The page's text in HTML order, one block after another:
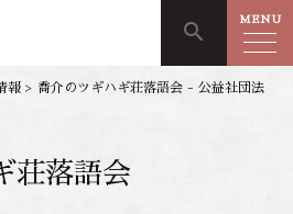
search MENU
報 > 喬介のツギハギ荘落語会 - 公益社団法
荘落語会